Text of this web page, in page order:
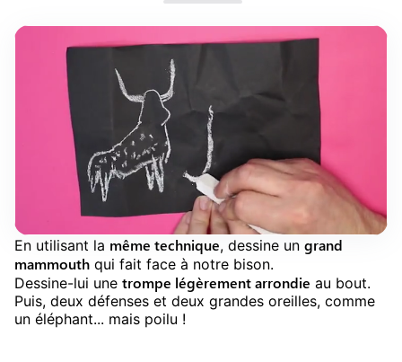
En utilisant la même technique, dessine un grand
mammouth qui fait face à notre bison.
Dessine-lui une trompe légèrement arrondie au bout.
Puis, deux défenses et deux grandes oreilles, comme
un éléphant... mais poilu !